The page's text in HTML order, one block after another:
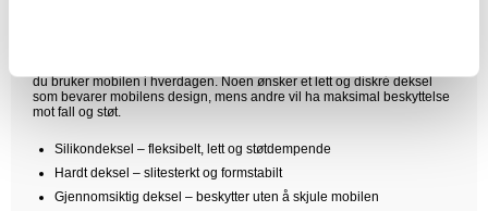
du bruker mobilen i hverdagen. Noen ønsker et lett og diskré deksel
som bevarer mobilens design, mens andre vil ha maksimal beskyttelse
mot fall og støt.
Silikondeksel – fleksibelt, lett og støtdempende
Hardt deksel – slitesterkt og formstabilt
Gjennomsiktig deksel – beskytter uten å skjule mobilen